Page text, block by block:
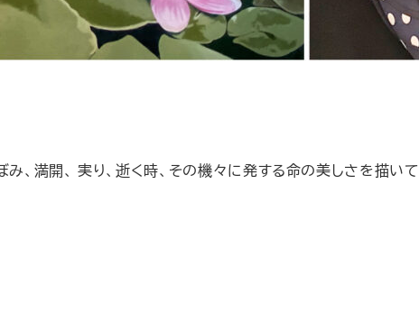
、満開、 実り、逝く時、その機々に発する命の美しさを描い